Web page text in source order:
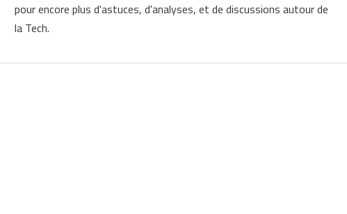
pour encore plus d'astuces, d'analyses, et de discussions autour de
la Tech.